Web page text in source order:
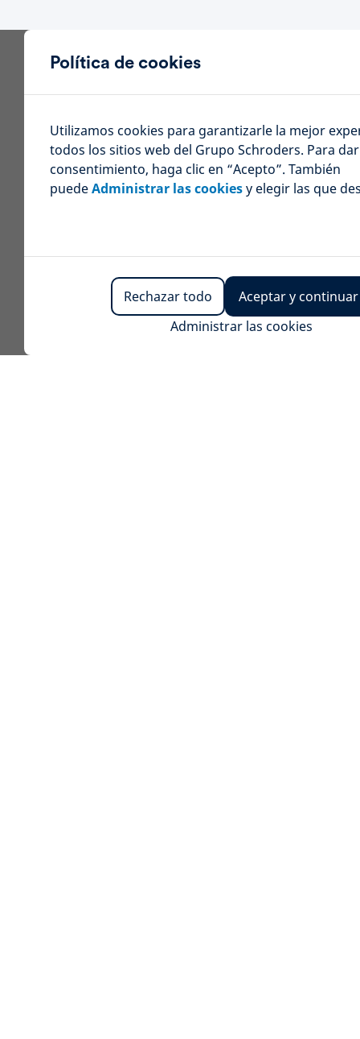
Política de cookies
Utilizamos cookies para garantizarle la mejor
todos los sitios web del Grupo Schroders. Para
consentimiento, haga clic en “Acepto”. También
puedeAdministrar las cookiesy elegir las que
Aceptar y continuar
Rechazar todo
Administrar las cookies